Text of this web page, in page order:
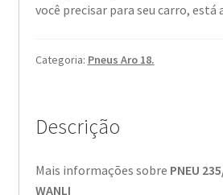
você precisar para seu carro, está
Categoria: Pneus Aro 18.
Descrição
Mais informações sobre PNEU
WANLI